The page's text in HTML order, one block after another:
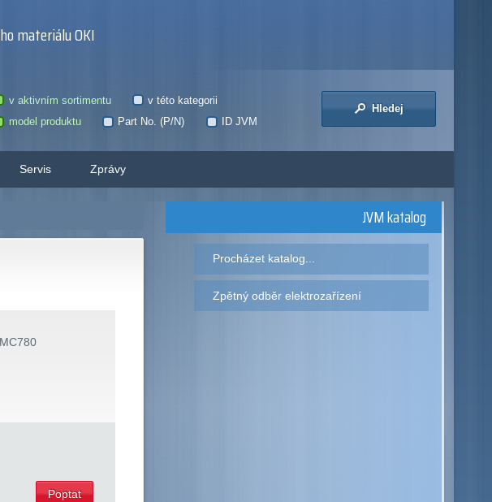
materiálu OKI
v aktivním sortimentu
v této kategorii
model produktu
Part No. (P/N) ID JVM
Hledej
Servis Zprávy
Poptat
JVM katalog
Procházet katalog...
Zpětný odběr elektrozařízení